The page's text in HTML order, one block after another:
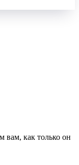
как только он